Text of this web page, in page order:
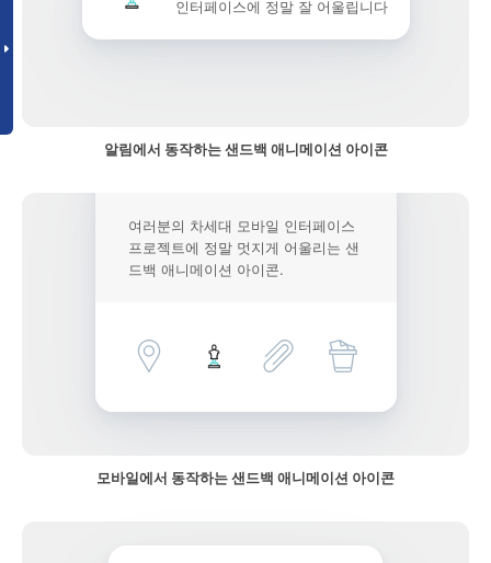
인터페이스에 정말 잘 어울립니다
알림에서 동작하는 샌드백 애니메이션 아이콘
여러분의 차세대 모바일 인터페이스
프로젝트에 정말 멋지게 어울리는 샌
드백 애니메이션 아이콘.
모바일에서 동작하는 샌드백 애니메이션 아이콘